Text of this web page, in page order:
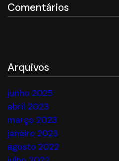
Comentários
Arquivos
junho 2025
abril 2023
março 2023
janeiro 2023
agosto 2022